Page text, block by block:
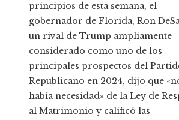
principios de esta semana, el
gobernador de Florida, Ron
un rival de Trump ampliamente
considerado como uno de los
principales prospectos del
Republicano en 2024, dijo que
había necesidad» de la Ley de
al Matrimonio y calificó las